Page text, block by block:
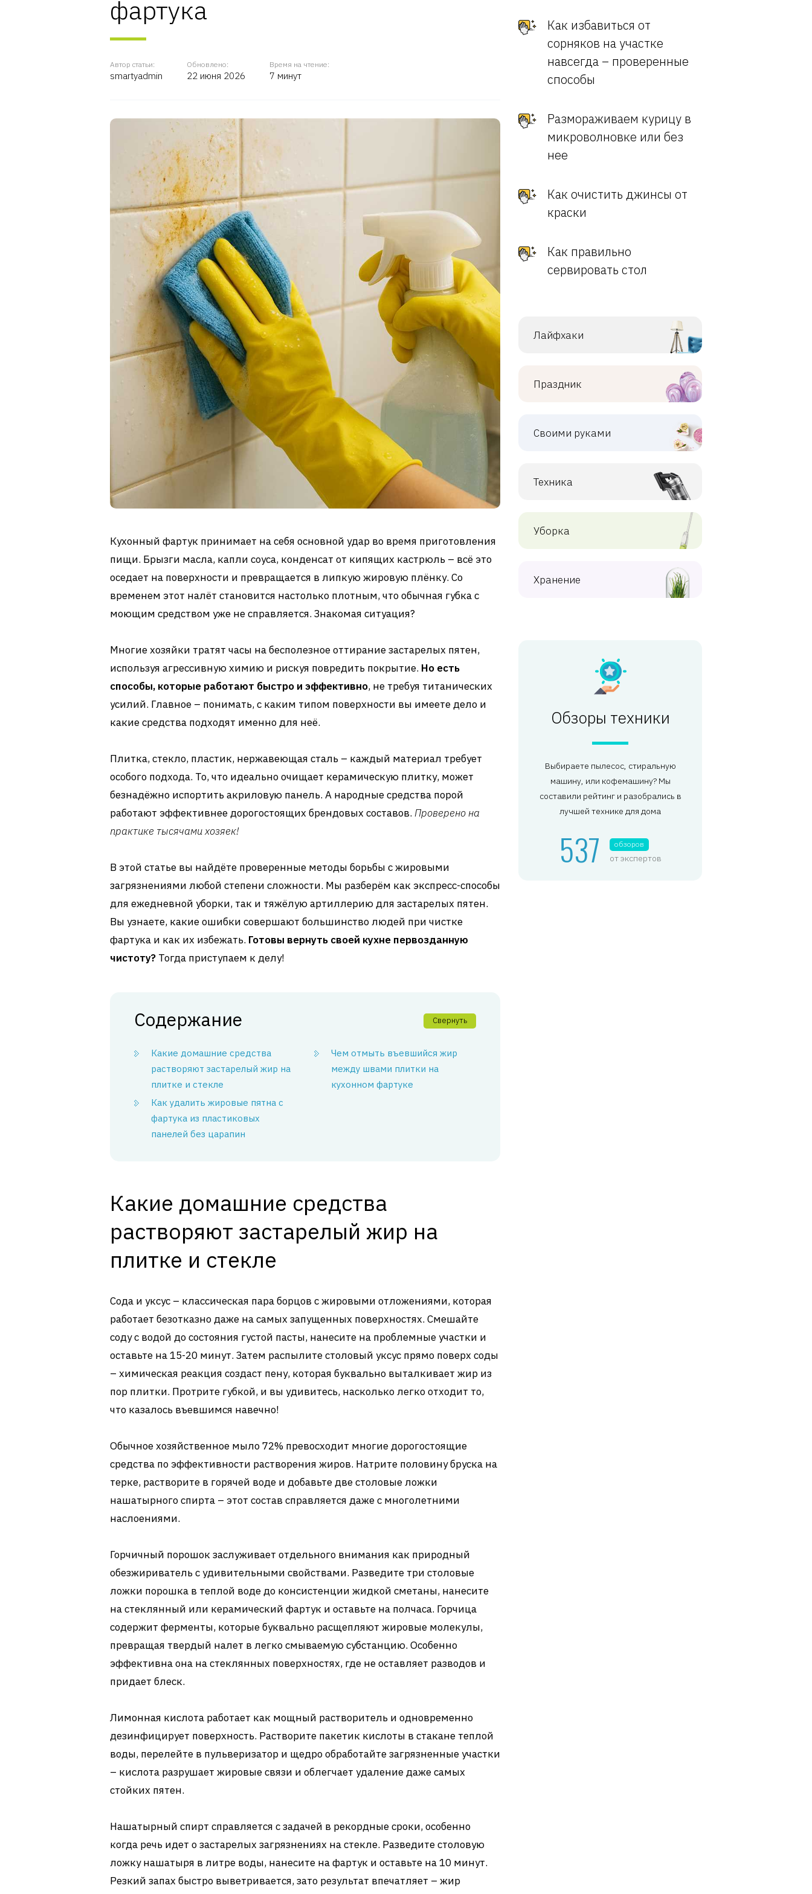
фартука
Автор статьи:
smartyadmin
Обновлено:
22 июня 2026
Время на чтение:
7 минут
Кухонный фартук принимает на себя основной удар во время приготовления
пищи. Брызги масла, капли соуса, конденсат от кипящих кастрюль – всё это
оседает на поверхности и превращается в липкую жировую плёнку. Со
временем этот налёт становится настолько плотным, что обычная губка с
моющим средством уже не справляется. Знакомая ситуация?
Многие хозяйки тратят часы на бесполезное оттирание застарелых пятен,
используя агрессивную химию и рискуя повредить покрытие. Но есть
способы, которые работают быстро и эффективно, не требуя титанических
усилий. Главное – понимать, с каким типом поверхности вы имеете дело и
какие средства подходят именно для неё.
Плитка, стекло, пластик, нержавеющая сталь – каждый материал требует
особого подхода. То, что идеально очищает керамическую плитку, может
безнадёжно испортить акриловую панель. А народные средства порой
работают эффективнее дорогостоящих брендовых составов. Проверено на
практике тысячами хозяек!
В этой статье вы найдёте проверенные методы борьбы с жировыми
загрязнениями любой степени сложности. Мы разберём как экспресс-способы
для ежедневной уборки, так и тяжёлую артиллерию для застарелых пятен.
Вы узнаете, какие ошибки совершают большинство людей при чистке
фартука и как их избежать. Готовы вернуть своей кухне первозданную
чистоту? Тогда приступаем к делу!
Содержание Свернуть
Какие домашние средства
растворяют застарелый жир на
плитке и стекле
Как удалить жировые пятна с
фартука из пластиковых
панелей без царапин
Чем отмыть въевшийся жир
между швами плитки на
кухонном фартуке
Какие домашние средства
растворяют застарелый жир на
плитке и стекле
Сода и уксус – классическая пара борцов с жировыми отложениями, которая
работает безотказно даже на самых запущенных поверхностях. Смешайте
соду с водой до состояния густой пасты, нанесите на проблемные участки и
оставьте на 15-20 минут. Затем распылите столовый уксус прямо поверх соды
– химическая реакция создаст пену, которая буквально выталкивает жир из
пор плитки. Протрите губкой, и вы удивитесь, насколько легко отходит то,
что казалось въевшимся навечно!
Обычное хозяйственное мыло 72% превосходит многие дорогостоящие
средства по эффективности растворения жиров. Натрите половину бруска на
терке, растворите в горячей воде и добавьте две столовые ложки
нашатырного спирта – этот состав справляется даже с многолетними
наслоениями.
Горчичный порошок заслуживает отдельного внимания как природный
обезжириватель с удивительными свойствами. Разведите три столовые
ложки порошка в теплой воде до консистенции жидкой сметаны, нанесите
на стеклянный или керамический фартук и оставьте на полчаса. Горчица
содержит ферменты, которые буквально расщепляют жировые молекулы,
превращая твердый налет в легко смываемую субстанцию. Особенно
эффективна она на стеклянных поверхностях, где не оставляет разводов и
придает блеск.
Лимонная кислота работает как мощный растворитель и одновременно
дезинфицирует поверхность. Растворите пакетик кислоты в стакане теплой
воды, перелейте в пульверизатор и щедро обработайте загрязненные участки
– кислота разрушает жировые связи и облегчает удаление даже самых
стойких пятен.
Нашатырный спирт справляется с задачей в рекордные сроки, особенно
когда речь идет о застарелых загрязнениях на стекле. Разведите столовую
ложку нашатыря в литре воды, нанесите на фартук и оставьте на 10 минут.
Резкий запах быстро выветривается, зато результат впечатляет – жир
Как избавиться от
сорняков на участке
навсегда – проверенные
способы
Размораживаем курицу в
микроволновке или без
нее
Как очистить джинсы от
краски
Как правильно
сервировать стол
Лайфхаки
Праздник
Своими руками
Техника
Уборка
Хранение
Обзоры техники
Выбираете пылесос, стиральную
машину, или кофемашину? Мы
составили рейтинг и разобрались в
лучшей технике для дома
537 обзоров
от экспертов